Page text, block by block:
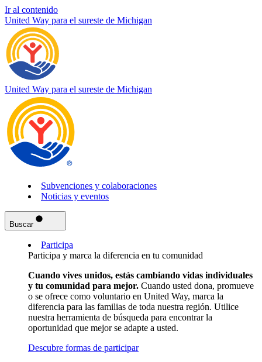
Ir al contenido
United Way para el sureste de Michigan
United Way para el sureste de Michigan
Subvenciones y colaboraciones
Noticias y eventos
Buscar
Participa
Participa y marca la diferencia en tu comunidad
Cuando vives unidos, estás cambiando vidas individuales
y tu comunidad para mejor. Cuando usted dona, promueve
o se ofrece como voluntario en United Way, marca la
diferencia para las familias de toda nuestra región. Utilice
nuestra herramienta de búsqueda para encontrar la
oportunidad que mejor se adapte a usted.
Descubre formas de participar